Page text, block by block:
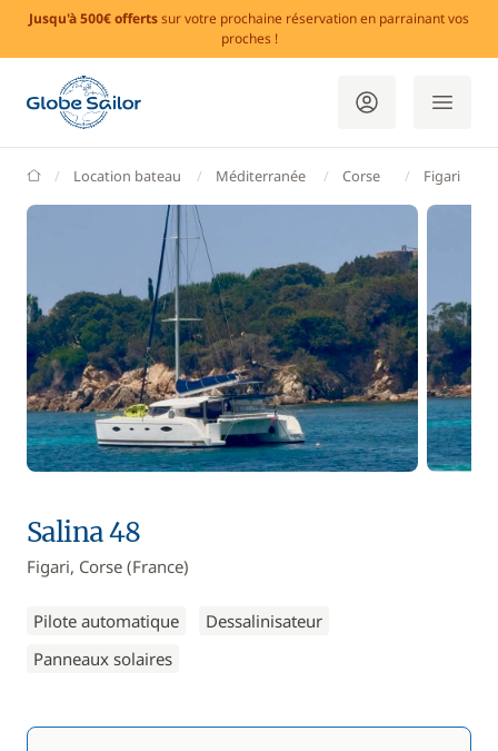
Jusqu'à 500€ offertssur votre prochaine réservation en parrainant vos
proches !
GlobeSailor
Location bateau Méditerranée Corse Figari
Salina 48
Figari, Corse (France)
Pilote automatique
Dessalinisateur
Panneaux solaires